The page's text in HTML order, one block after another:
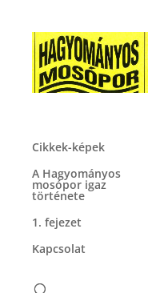
Cikkek-képek
A Hagyományos
mosópor igaz
története
1. fejezet
Kapcsolat